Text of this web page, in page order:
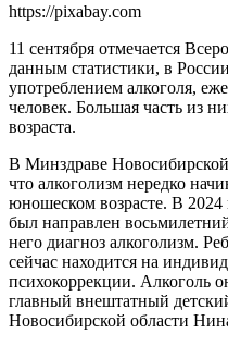
https://pixabay.com
11 сентября отмечается
данным статистики, в
употреблением алкоголя,
человек. Большая часть из
возраста.
В Минздраве
что алкоголизм нередко
юношеском возрасте. В
был направлен
него диагноз алкоголизм.
сейчас находится на
психокоррекции. Алкоголь
главный внештатный
Новосибирской области